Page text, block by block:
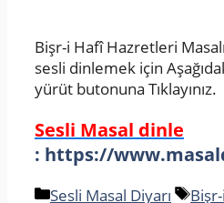
Bişr-i Hafî Hazretleri
sesli dinlemek için
yürüt butonuna Tıklayınız.
Sesli Masal dinle
: https://
Kategoriler
Sesli Masal Diyarı
Bişr-i